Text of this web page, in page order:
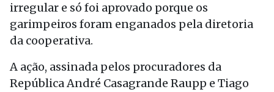
irregular e só foi aprovado porque os
garimpeiros foram enganados pela diretoria
da cooperativa.
A ação, assinada pelos procuradores da
República André Casagrande Raupp e Tiago